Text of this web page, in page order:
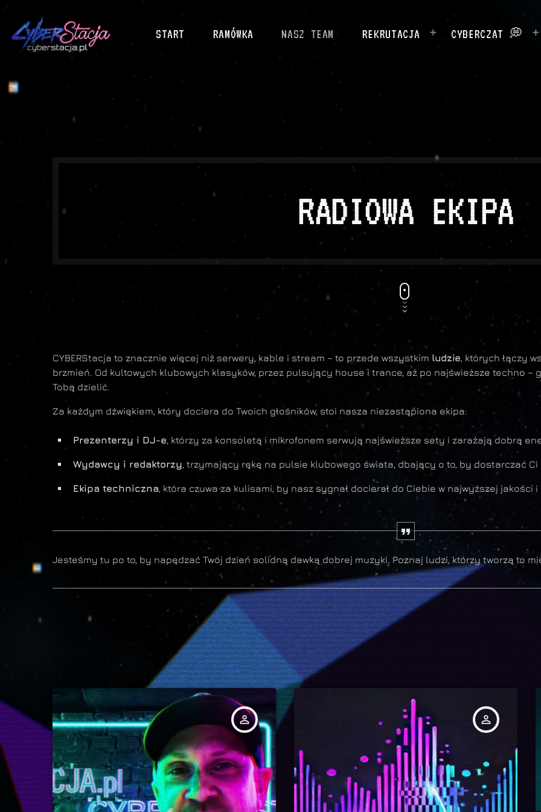
START RAMÓWKA NASZ TEAM REKRUTACJA CYBERCZAT 💭
RADIOWA EKIPA
CYBERStacja to znacznie więcej niż serwery, kable i stream – to przede wszystkim ludzie, których łączy
brzmień. Od kultowych klubowych klasyków, przez pulsujący house i trance, aż po najświeższe techno –
Tobą dzielić.
Za każdym dźwiękiem, który dociera do Twoich głośników, stoi nasza niezastąpiona ekipa:
Prezenterzy i DJ-e, którzy za konsoletą i mikrofonem serwują najświeższe sety i zarażają dobrą
Wydawcy i redaktorzy, trzymający rękę na pulsie klubowego świata, dbający o to, by dostarczać
Ekipa techniczna, która czuwa za kulisami, by nasz sygnał docierał do Ciebie w najwyższej jakości
Jesteśmy tu po to, by napędzać Twój dzień solidną dawką dobrej muzyki. Poznaj ludzi, którzy tworzą to
person_outline person_outline